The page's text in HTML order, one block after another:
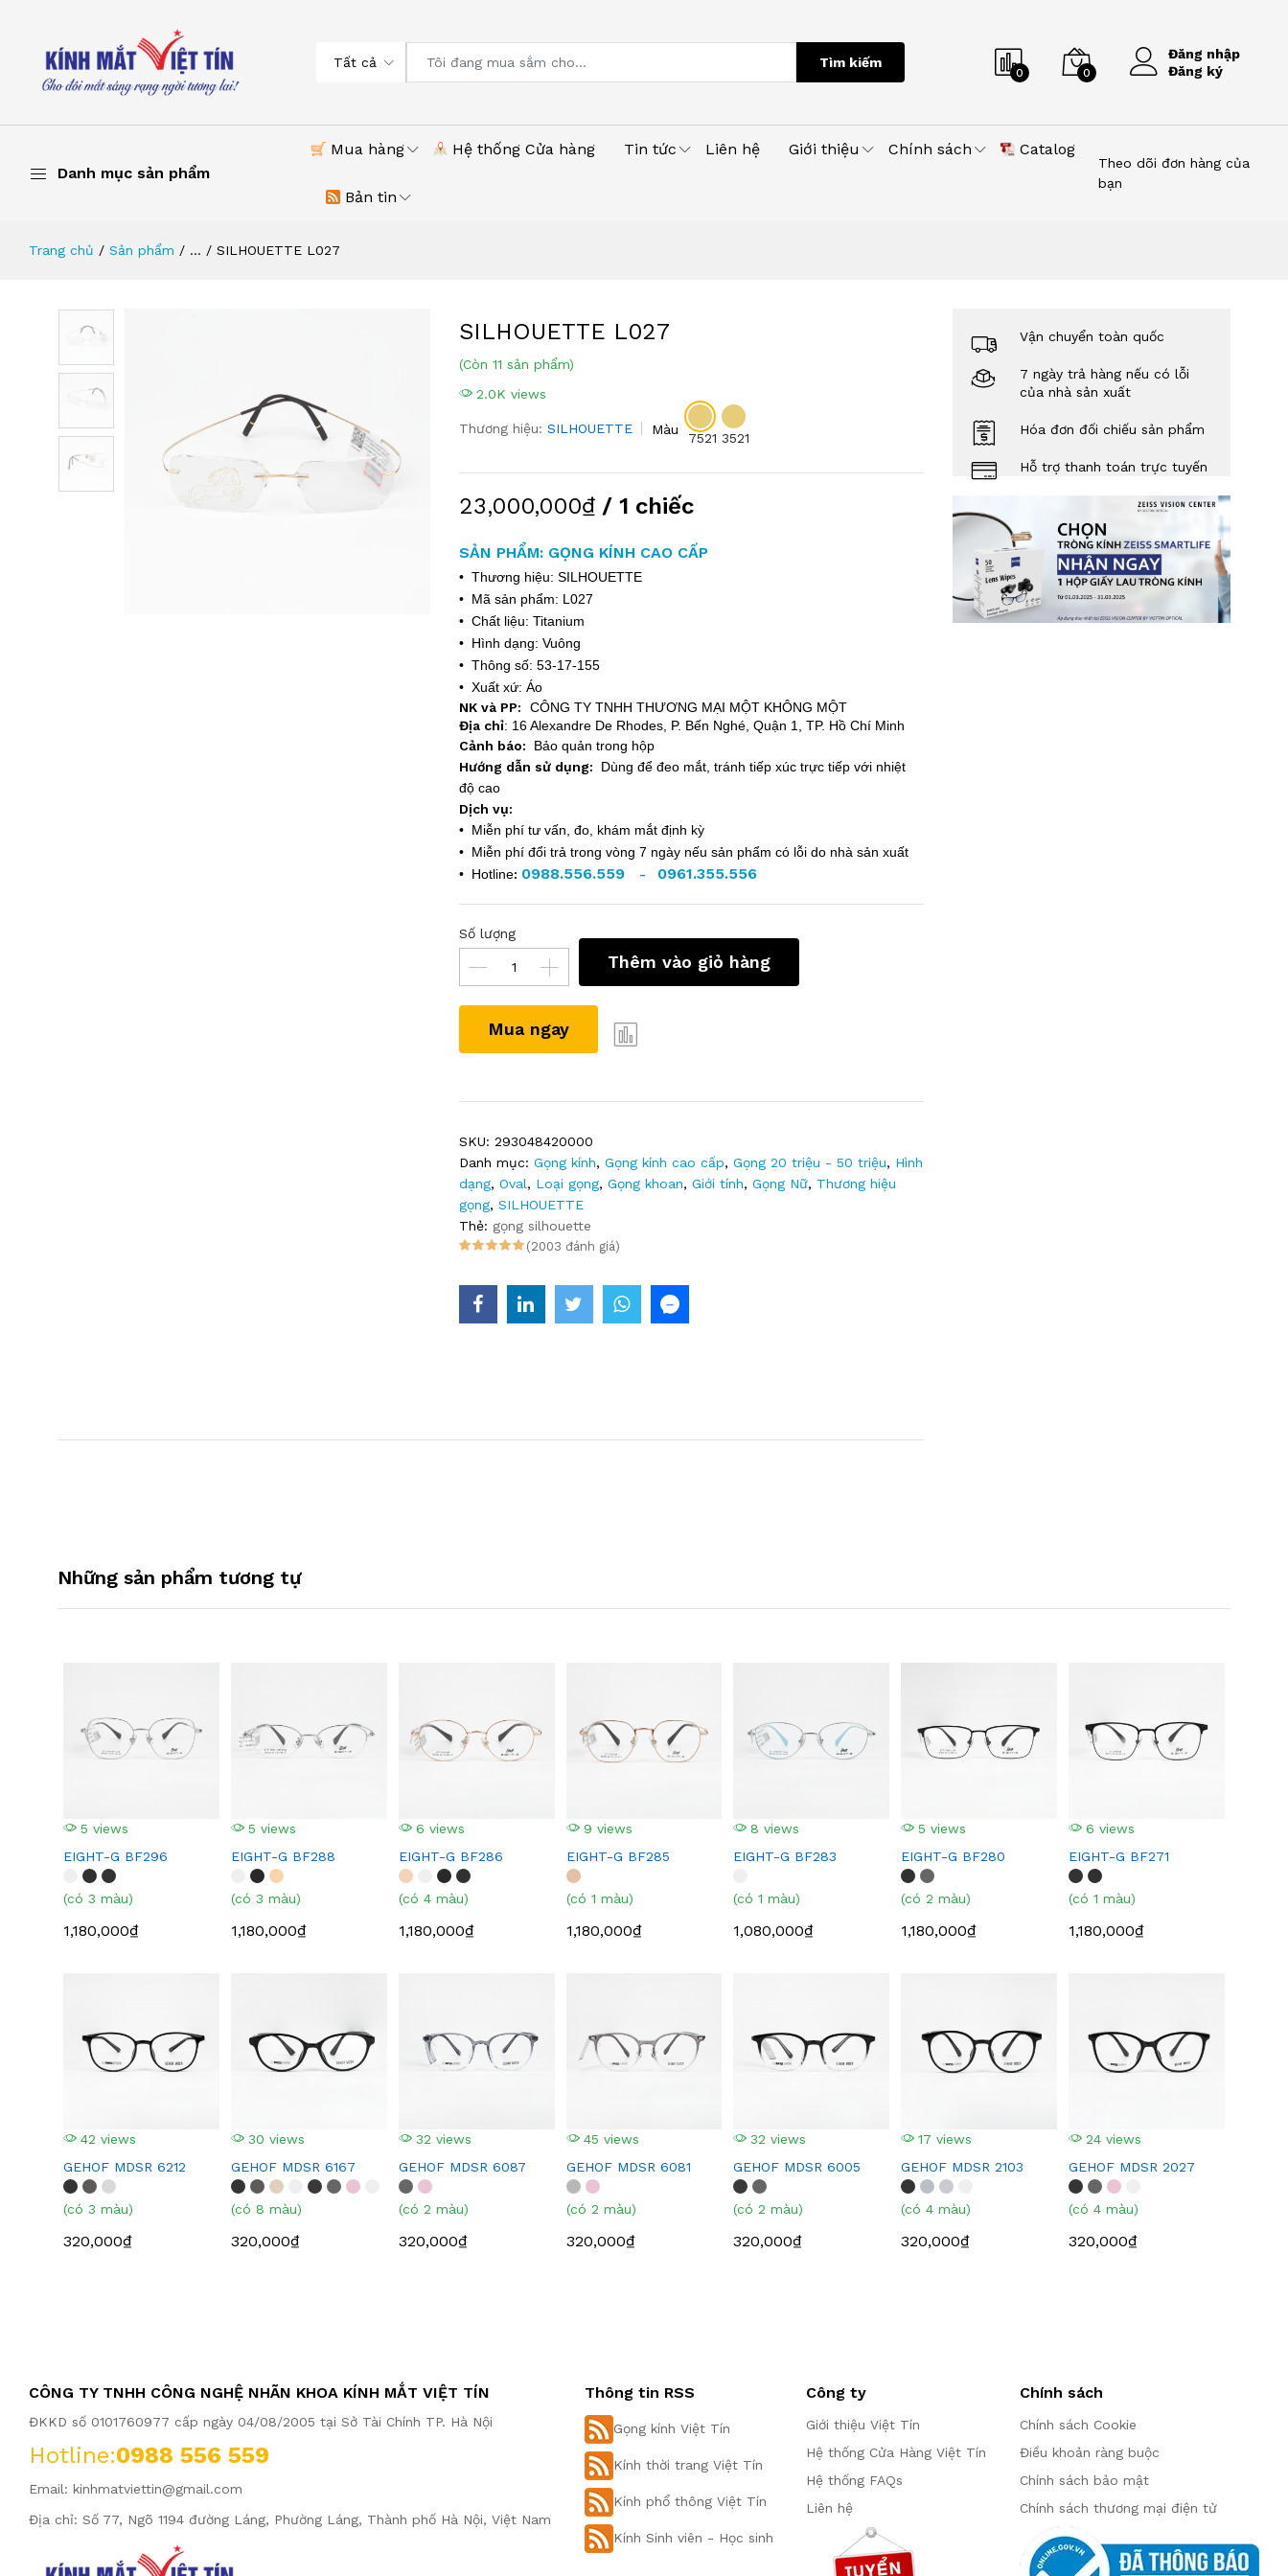
Tất cả Tìm kiếm
0 0
Đăng nhập
Đăng ký
Danh mục sản phẩm
Mua hàng Hệ thống Cửa hàng Tin tức Liên hệ Giới thiệu Chính sách Catalog
Bản tin
Theo dõi đơn hàng của
bạn
Trang chủ Sản phẩm ... SILHOUETTE L027
SILHOUETTE L027
(Còn 11 sản phẩm)
2.0K views
Thương hiệu: SILHOUETTE Màu
7521 3521
23,000,000₫/ 1 chiếc
SẢN PHẨM: GỌNG KÍNH CAO CẤP
• Thương hiệu: SILHOUETTE
• Mã sản phẩm: L027
• Chất liệu: Titanium
• Hình dạng: Vuông
• Thông số: 53-17-155
• Xuất xứ: Áo
NK và PP:
CÔNG TY TNHH THƯƠNG MẠI MỘT KHÔNG MỘT
Địa chỉ: 16 Alexandre De Rhodes, P. Bến Nghé, Quận 1, TP. Hồ Chí Minh
Cảnh báo: Bảo quản trong hộp
Hướng dẫn sử dụng: Dùng để đeo mắt, tránh tiếp xúc trực tiếp với nhiệt
độ cao
Dịch vụ:
• Miễn phí tư vấn, đo, khám mắt định kỳ
• Miễn phí đổi trả trong vòng 7 ngày nếu sản phẩm có lỗi do nhà sản xuất
• Hotline: 0988.556.559 - 0961.355.556
Số lượng
Thêm vào giỏ hàng
Mua ngay
SKU: 293048420000
Danh mục: Gọng kính, Gọng kính cao cấp, Gọng 20 triệu - 50 triệu, Hình
dạng, Oval, Loại gọng, Gọng khoan, Giới tính, Gọng Nữ, Thương hiệu
gọng, SILHOUETTE
Thẻ: gọng silhouette
(2003 đánh giá)
Vận chuyển toàn quốc
7 ngày trả hàng nếu có lỗi
của nhà sản xuất
Hóa đơn đối chiếu sản phẩm
Hỗ trợ thanh toán trực tuyến
Những sản phẩm tương tự
5 views
EIGHT-G BF296
(có 3 màu)
1,180,000₫
5 views
EIGHT-G BF288
(có 3 màu)
1,180,000₫
6 views
EIGHT-G BF286
(có 4 màu)
1,180,000₫
9 views
EIGHT-G BF285
(có 1 màu)
1,180,000₫
8 views
EIGHT-G BF283
(có 1 màu)
1,080,000₫
5 views
EIGHT-G BF280
(có 2 màu)
1,180,000₫
6 views
EIGHT-G BF271
(có 1 màu)
1,180,000₫
42 views
GEHOF MDSR 6212
(có 3 màu)
320,000₫
30 views
GEHOF MDSR 6167
(có 8 màu)
320,000₫
32 views
GEHOF MDSR 6087
(có 2 màu)
320,000₫
45 views
GEHOF MDSR 6081
(có 2 màu)
320,000₫
32 views
GEHOF MDSR 6005
(có 2 màu)
320,000₫
17 views
GEHOF MDSR 2103
(có 4 màu)
320,000₫
24 views
GEHOF MDSR 2027
(có 4 màu)
320,000₫
CÔNG TY TNHH CÔNG NGHỆ NHÃN KHOA KÍNH MẮT VIỆT TÍN
ĐKKD số 0101760977 cấp ngày 04/08/2005 tại Sở Tài Chính TP. Hà Nội
Hotline:0988 556 559
Email: kinhmatviettin@gmail.com
Địa chỉ: Số 77, Ngõ 1194 đường Láng, Phường Láng, Thành phố Hà Nội, Việt Nam
Thông tin RSS
Gọng kính Việt Tín
Kính thời trang Việt Tín
Kính phổ thông Việt Tín
Kính Sinh viên - Học sinh
Công ty
Giới thiệu Việt Tín
Hệ thống Cửa Hàng Việt Tín
Hệ thống FAQs
Liên hệ
Chính sách
Chính sách Cookie
Điều khoản ràng buộc
Chính sách bảo mật
Chính sách thương mại điện tử